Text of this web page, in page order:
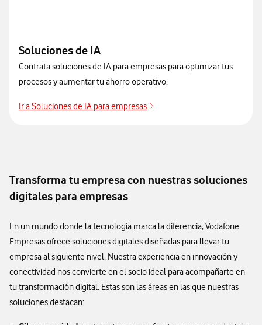
Soluciones de IA
Contrata soluciones de IA para empresas para optimizar tus
procesos y aumentar tu ahorro operativo.
Ir a Soluciones de IA para empresas
Transforma tu empresa con nuestras soluciones
digitales para empresas
En un mundo donde la tecnología marca la diferencia, Vodafone
Empresas ofrece soluciones digitales diseñadas para llevar tu
empresa al siguiente nivel. Nuestra experiencia en innovación y
conectividad nos convierte en el socio ideal para acompañarte en
tu transformación digital. Estas son las áreas en las que nuestras
soluciones destacan: